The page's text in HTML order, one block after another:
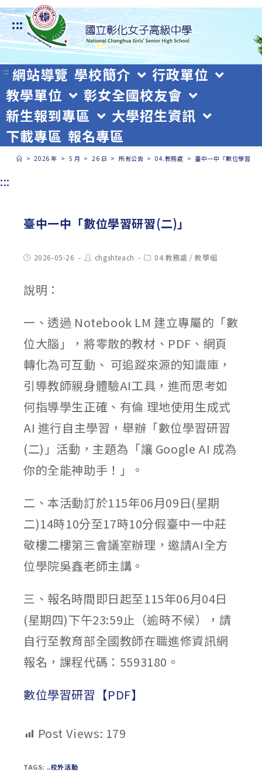
跳
轉
至
主
要
內
容
:::
::: 網站導覽 學校簡介
行政單位
教學單位
彰女全國校友會
新生報到專區
大學招生資訊
下載專區 報名專區
> 2026 年 > 5 月 > 26 日 > 所有公告 > 04.教務處 > 臺中一中「數位學習研
:::
臺中一中「數位學習研習(二)」
Post2026-05-26
Post
author:
chgshteach
Post04.教務處 / 教學組
說明：
一、透過 Notebook LM 建立專屬的「數
位大腦」，將零散的教材、PDF、網頁
轉化為可互動、 可追蹤來源的知識庫，
引導教師親身體驗AI工具，進而思考如
何指導學生正確、有倫 理地使用生成式
AI 進行自主學習，舉辦「數位學習研習
(二)」活動，主題為「讓 Google AI 成為
你的全能神助手！」。
二、本活動訂於115年06月09日(星期
二)14時10分至17時10分假臺中一中莊
敬樓二樓第三會議室辦理，邀請AI全方
位學院吳鑫老師主講。
三、報名時間即日起至115年06月04日
(星期四)下午23:59止（逾時不候），請
自行至教育部全國教師在職進修資訊網
報名，課程代碼：5593180。
數位學習研習【PDF】
Post Views: 179
TAGS: ..校外活動